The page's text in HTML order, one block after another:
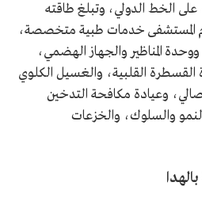
على الخط الدولي، وتبلغ طاقته
سرير. ويقدم المستشفى خدمات طبية متخصصة،
المناظير والجهاز الهضمي،
القسطرة القلبية، والغسيل الكلوي
وعيادة مكافحة التدخين
والسلوك، والخزعات